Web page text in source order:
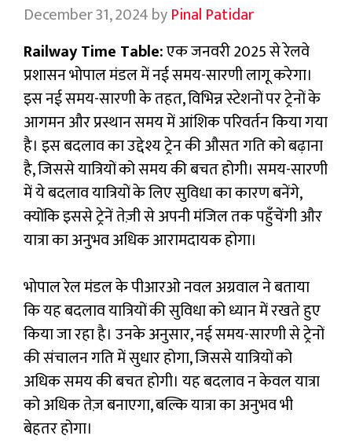
December 31, 2024byPinal Patidar
Railway Time Table:एक जनवरी 2025 से रेलवे
प्रशासन भोपाल मंडल में नई समय-सारणी लागू करेगा।
इस नई समय-सारणी के तहत, विभिन्न स्टेशनों पर ट्रेनों के
आगमन और प्रस्थान समय में आंशिक परिवर्तन किया गया
है। इस बदलाव का उद्देश्य ट्रेन की औसत गति को बढ़ाना
है, जिससे यात्रियों को समय की बचत होगी। समय-सारणी
में ये बदलाव यात्रियों के लिए सुविधा का कारण बनेंगे,
क्योंकि इससे ट्रेनें तेज़ी से अपनी मंजिल तक पहुँचेंगी और
यात्रा का अनुभव अधिक आरामदायक होगा।
भोपाल रेल मंडल के पीआरओ नवल अग्रवाल ने बताया
कि यह बदलाव यात्रियों की सुविधा को ध्यान में रखते हुए
किया जा रहा है। उनके अनुसार, नई समय-सारणी से ट्रेनों
की संचालन गति में सुधार होगा, जिससे यात्रियों को
अधिक समय की बचत होगी। यह बदलाव न केवल यात्रा
को अधिक तेज़ बनाएगा, बल्कि यात्रा का अनुभव भी
बेहतर होगा।